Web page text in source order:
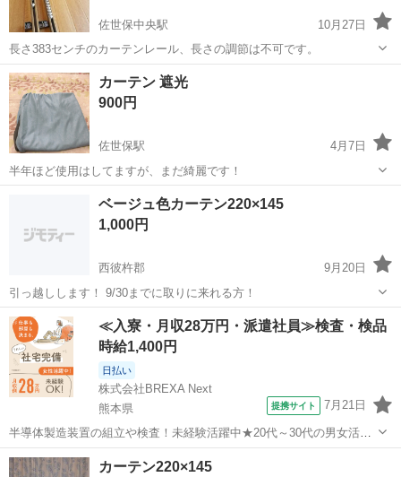
佐世保中央駅
10月27日
長さ383センチのカーテンレール、長さの調節は不可です。
長崎 佐世保市 佐世保中央駅
カーテンレール
カーテン 遮光
900円
佐世保駅
4月7日
半年ほど使用はしてますが、まだ綺麗です！
佐世保駅
ベージュ色カーテン220×145
1,000円
西彼杵郡
9月20日
引っ越しします！ 9/30までに取りに来れる方！
長崎 西彼杵郡 カーテン、ブラインド カーテン
≪入寮・月収28万円・派遣社員≫検査・検品
時給1,400円
日払い
株式会社BREXA Next
熊本県
提携サイト 7月21日
半導体製造装置の組立や検査！未経験活躍中★20代～30代の男女活躍
中★ワンルーム寮完備！赴任旅費会社負担！マイカー通勤OK！無料駐
車場あり！正社員登用あり！《熊本県菊池郡大津町》 人気の工場のお
熊本 その他
カーテン220×145